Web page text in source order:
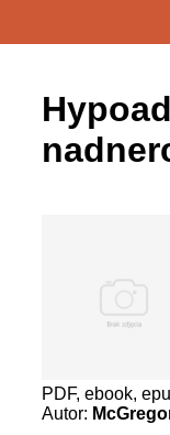
PDF, ebook,
Autor: